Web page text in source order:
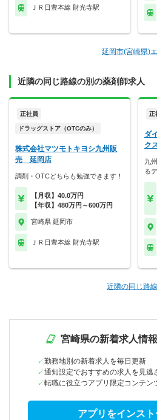
ＪＲ日豊本線 財光寺駅
延岡市(宮崎県)
近隣の同じ路線の別の薬剤師求人
正社員
ドラッグストア（OTCのみ）
株式会社マツモトキヨシ九州販
売 延岡店
調剤・OTCどちらも勉強できます！
【月収】40.0万円
【年収】480万円～600万円
宮崎県 延岡市
ＪＲ日豊本線 財光寺駅
正
ダ
ク
九
る
近隣の同じ路
宮崎県の新着求人情
勤務地別の新着求人を毎日更新
通知設定でおすすめの求人を見逃
転職に役立つアプリ限定コンテン
アプリをインス